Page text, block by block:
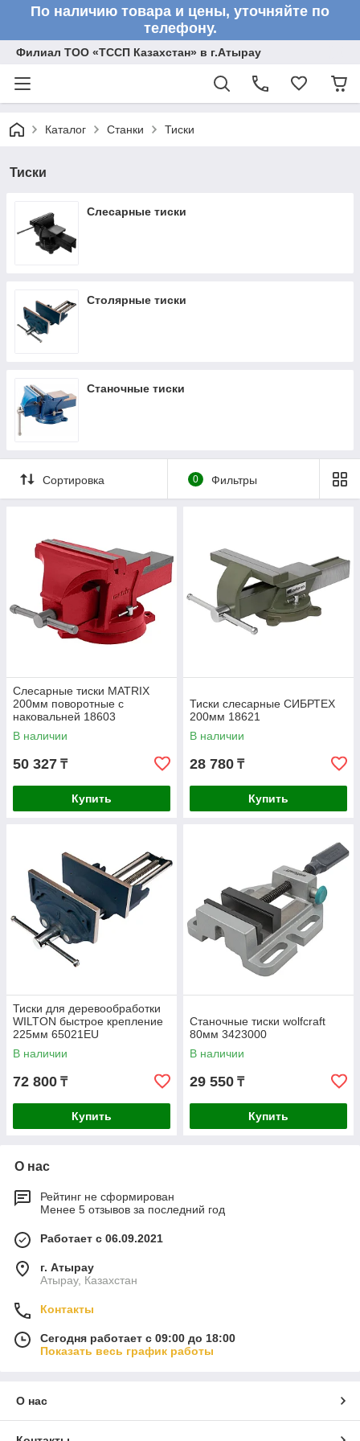
По наличию товара и цены, уточняйте по
телефону.
Филиал ТОО «ТССП Казахстан» в г.Атырау
Каталог Станки Тиски
Тиски
Слесарные тиски
Столярные тиски
Станочные тиски
Сортировка 0 Фильтры
Слесарные тиски MATRIX
200мм поворотные с
наковальней 18603
В наличии
50 327 ₸
Купить
Тиски слесарные СИБРТЕХ
200мм 18621
В наличии
28 780 ₸
Купить
Тиски для деревообработки
WILTON быстрое крепление
225мм 65021EU
В наличии
72 800 ₸
Купить
Станочные тиски wolfcraft
80мм 3423000
В наличии
29 550 ₸
Купить
О нас
Рейтинг не сформирован
Менее 5 отзывов за последний год
Работает с 06.09.2021
г. Атырау
Атырау, Казахстан
Контакты
Сегодня работает с 09:00 до 18:00
Показать весь график работы
О нас